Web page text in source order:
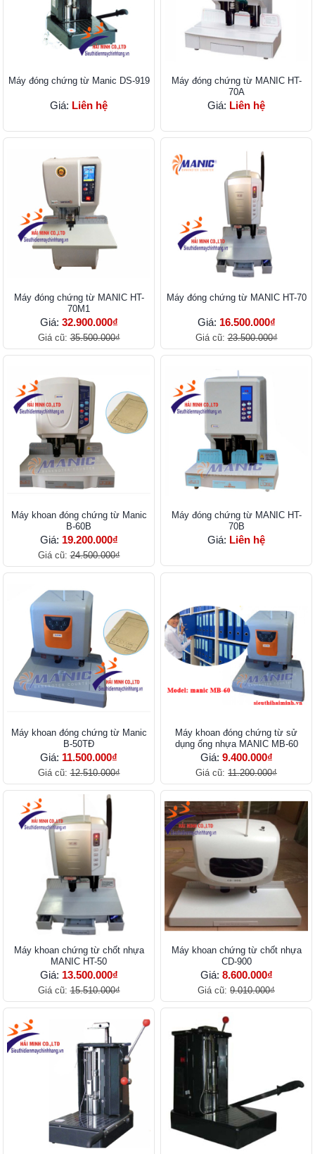
Máy đóng chứng từ Manic DS-919
Giá: Liên hệ
Máy đóng chứng từ MANIC HT-
70A
Giá: Liên hệ
Máy đóng chứng từ MANIC HT-
70M1
Giá: 32.900.000₫
Giá cũ:35.500.000₫
Máy đóng chứng từ MANIC HT-70
Giá: 16.500.000₫
Giá cũ:23.500.000₫
Máy khoan đóng chứng từ Manic
B-60B
Giá: 19.200.000₫
Giá cũ:24.500.000₫
Máy đóng chứng từ MANIC HT-
70B
Giá: Liên hệ
Máy khoan đóng chứng từ Manic
B-50TĐ
Giá: 11.500.000₫
Giá cũ:12.510.000₫
Máy khoan đóng chứng từ sử
dụng ống nhựa MANIC MB-60
Giá: 9.400.000₫
Giá cũ: 11.200.000₫
Máy khoan chứng từ chốt nhựa
MANIC HT-50
Giá: 13.500.000₫
Giá cũ:15.510.000₫
Máy khoan chứng từ chốt nhựa
CD-900
Giá: 8.600.000₫
Giá cũ: 9.010.000₫